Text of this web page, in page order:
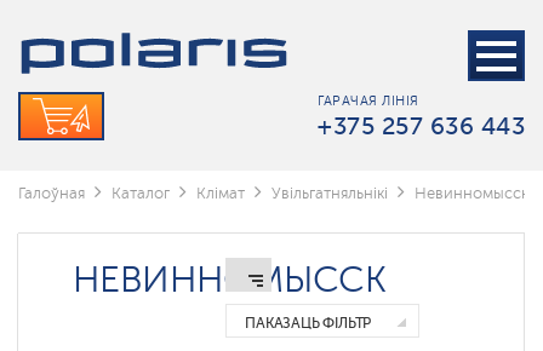
ГАРАЧАЯ ЛІНІЯ
+375 257 636 443
Галоўная Каталог Клімат Увільгатняльнікі Невинномысск
НЕВИННОМЫССК
ПАКАЗАЦЬ ФІЛЬТР
Fi
увлажнители
IQ
home
Аксэсуары